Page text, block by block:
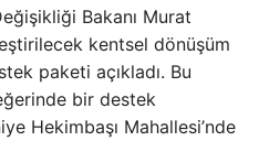
Bakanı Murat
kentsel dönüşüm
paketi açıkladı. Bu
bir destek
Hekimbaşı Mahallesi’nde